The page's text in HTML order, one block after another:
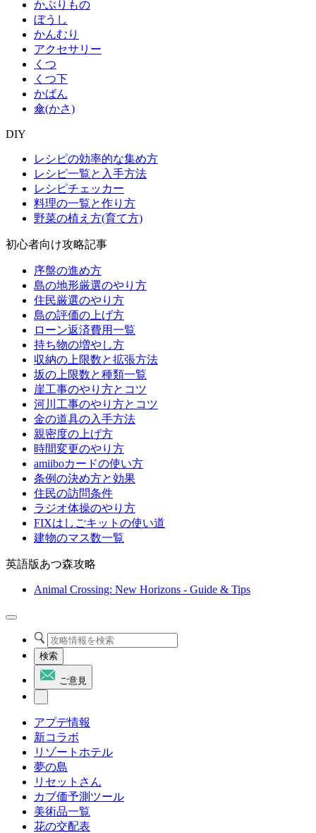
かぶりもの
ぼうし
かんむり
アクセサリー
くつ
くつ下
かばん
傘(かさ)
DIY
レシピの効率的な集め方
レシピ一覧と入手方法
レシピチェッカー
料理の一覧と作り方
野菜の植え方(育て方)
初心者向け攻略記事
序盤の進め方
島の地形厳選のやり方
住民厳選のやり方
島の評価の上げ方
ローン返済費用一覧
持ち物の増やし方
収納の上限数と拡張方法
坂の上限数と種類一覧
崖工事のやり方とコツ
河川工事のやり方とコツ
金の道具の入手方法
親密度の上げ方
時間変更のやり方
amiiboカードの使い方
条例の決め方と効果
住民の訪問条件
ラジオ体操のやり方
FIXはしごキットの使い道
建物のマス数一覧
英語版あつ森攻略
Animal Crossing: New Horizons - Guide & Tips
検索
ご意見
アプデ情報
新コラボ
リゾートホテル
夢の島
リセットさん
カブ価予測ツール
美術品一覧
花の交配表